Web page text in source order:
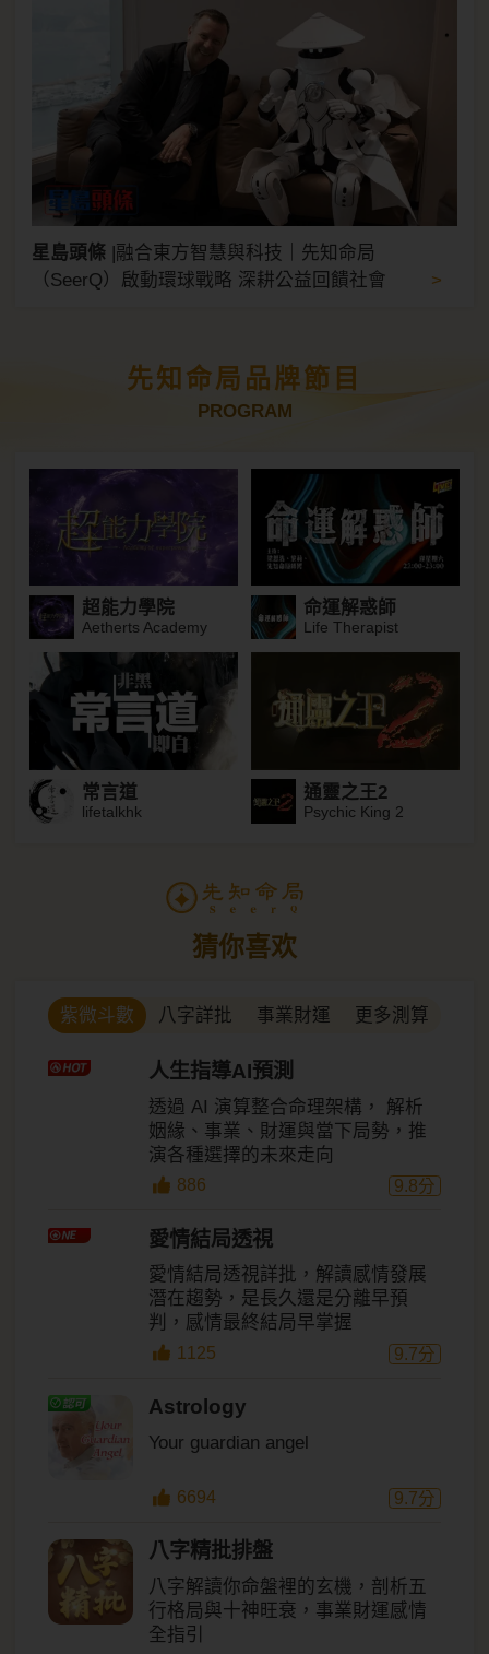
星島頭條|融合東方智慧與科技｜先知命局
（SeerQ）啟動環球戰略 深耕公益回饋社會
>
先知命局品牌節目
PROGRAM
超能力學院
Aetherts Academy
命運解惑師
Life Therapist
常言道
lifetalkhk
通靈之王2
Psychic King 2
猜你喜欢
紫微斗數 八字詳批 事業財運 更多測算
人生指導AI預測
透過 AI 演算整合命理架構， 解析
姻緣、事業、財運與當下局勢，推
演各種選擇的未來走向
886 9.8分
愛情結局透視
愛情結局透視詳批，解讀感情發展
潛在趨勢，是長久還是分離早預
判，感情最終結局早掌握
1125 9.7分
Astrology
Your guardian angel
6694 9.7分
八字精批排盤
八字解讀你命盤裡的玄機，剖析五
行格局與十神旺衰，事業財運感情
全指引